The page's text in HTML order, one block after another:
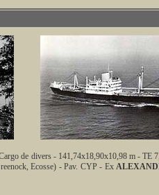
de divers - 141,74x18,90x10,98 m - TE
Ecosse) - Pav. CYP - Ex